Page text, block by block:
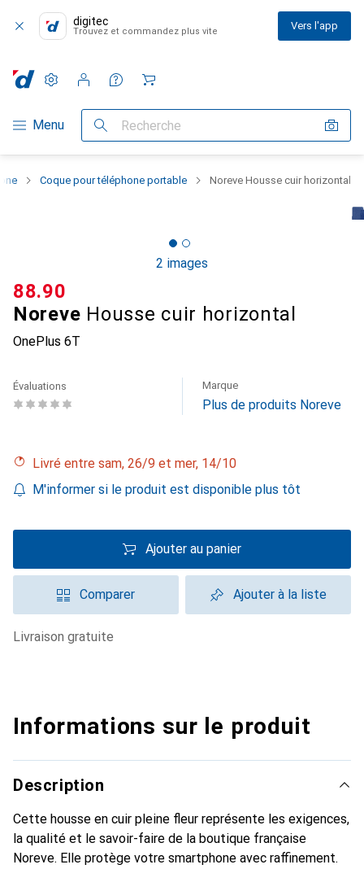
digitec
Trouvez et commandez plus vite Vers l'app
Navigation par catégorie
Menu Recherche
Paramètres
Compte client
Listes de comparaison
Listes d'envies
Panier
Coque pour téléphone portable Noreve Housse cuir horizontal
2 images
Noreve Housse cuir horizontal
OnePlus 6T
CHF
88.90
Évaluations Marque
Plus de produits Noreve
Livré entre sam, 26/9 et mer, 14/10
M'informer si le produit est disponible plus tôt
Ajouter au panier
Comparer Ajouter à la liste
livraison gratuite
Informations sur le produit
Description
Cette housse en cuir pleine fleur représente les exigences,
la qualité et le savoir-faire de la boutique française
Noreve. Elle protège votre smartphone avec raffinement.